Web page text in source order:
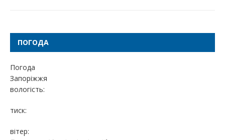
ПОГОДА
Погода
Запоріжжя
вологість:
тиск:
вітер: